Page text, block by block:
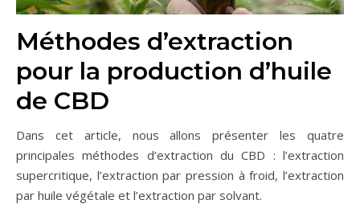
Méthodes d’extraction
pour la production d’huile
de CBD
Dans cet article, nous allons présenter les quatre
principales méthodes d’extraction du CBD : l’extraction
supercritique, l’extraction par pression à froid, l’extraction
par huile végétale et l’extraction par solvant.